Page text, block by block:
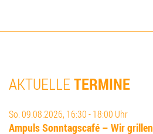
AKTUELLE TERMINE
So. 09.08.2026, 16:30 - 18:00 Uhr
Ampuls Sonn­tags­ca­fé – Wir grillen